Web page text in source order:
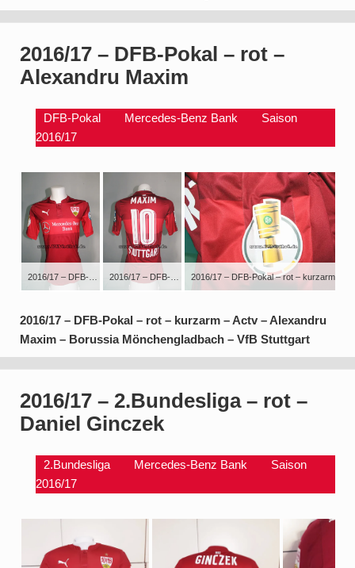
2016/17 – DFB-Pokal – rot –
Alexandru Maxim
DFB-Pokal Mercedes-Benz Bank
Saison
2016/17
2016/17 – DFB-Pokal – rot – kurzarm – Actv – Alexandru
Maxim – Borussia Mönchengladbach – VfB Stuttgart
2016/17 – 2.Bundesliga – rot –
Daniel Ginczek
2.Bundesliga Mercedes-Benz Bank
Saison
2016/17